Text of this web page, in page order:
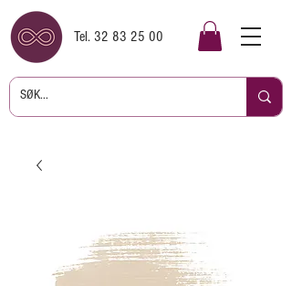
Tel. 32 83 25 00